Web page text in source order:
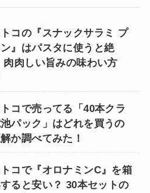
コの『スナックサラミ プ
』はパスタに使うと絶
肉肉しい旨みの味わい方
コで売ってる「40本クラ
パック」はどれを買うの
か調べてみた！
コで『オロナミンC』を箱
ると安い？ 30本セットの